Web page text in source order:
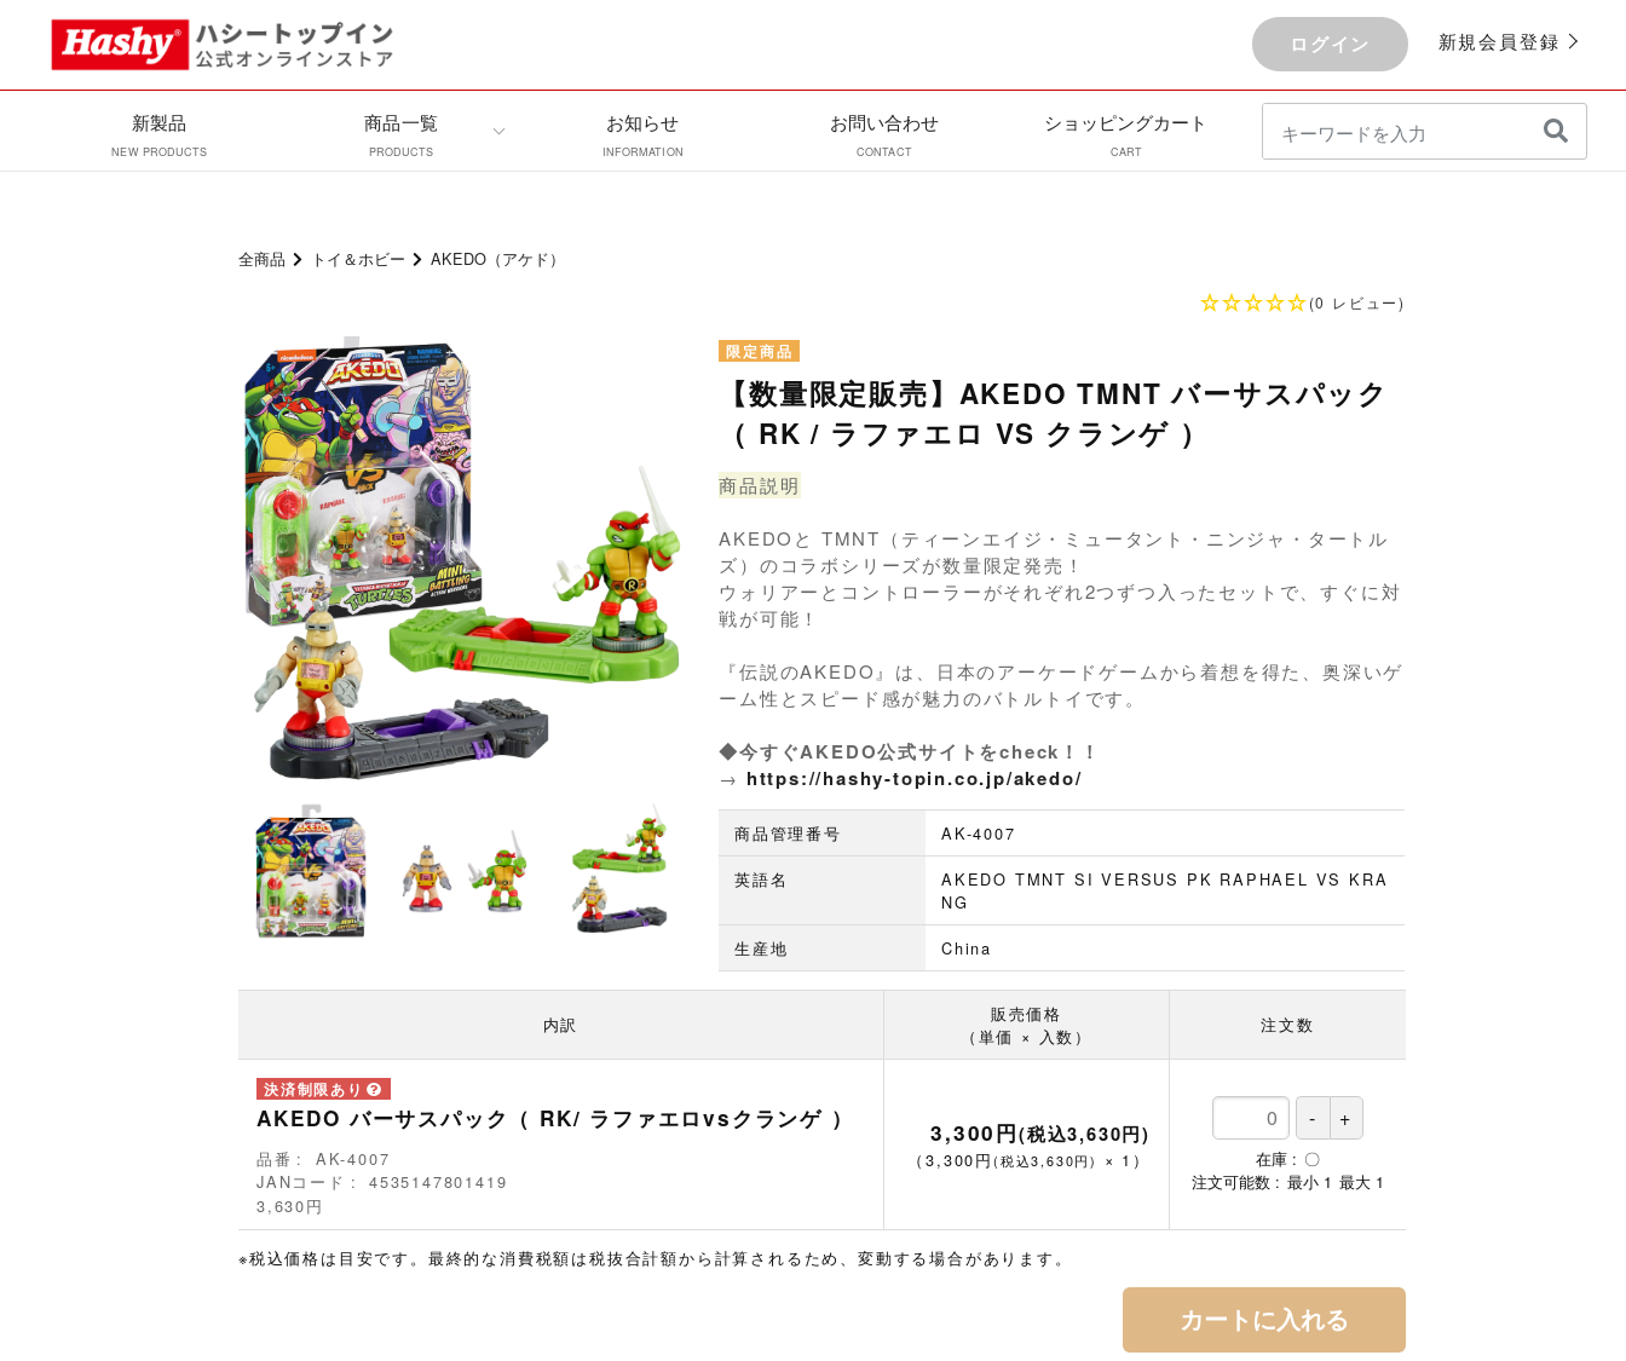
ログイン 新規会員登録
新製品
NEW PRODUCTS
商品一覧
PRODUCTS
お知らせ
INFORMATION
お問い合わせ
CONTACT
ショッピングカート
CART
全商品 トイ＆ホビー AKEDO（アケド）
(0 レビュー)
【数量限定販売】AKEDO TMNT バーサスパック
（ RK / ラファエロ VS クランゲ ）
商品説明
AKEDOと TMNT（ティーンエイジ・ミュータント・ニンジャ・タートル
ズ）のコラボシリーズが数量限定発売！
ウォリアーとコントローラーがそれぞれ2つずつ入ったセットで、すぐに対
戦が可能！
『伝説のAKEDO』は、日本のアーケードゲームから着想を得た、奥深いゲ
ーム性とスピード感が魅力のバトルトイです。
◆今すぐAKEDO公式サイトをcheck！！
→ https://hashy-topin.co.jp/akedo/
商品管理番号
AK-4007
英語名
AKEDO TMNT SI VERSUS PK RAPHAEL VS KRA
NG
生産地
China
内訳
販売価格
（単価 × 入数）
注文数
AKEDO バーサスパック（ RK/ ラファエロvsクランゲ ）
品番
AK-4007
JANコード
4535147801419
3,630円
3,300円(税込3,630円)
（3,300円 (税込3,630円) × 1 ） 在庫
〇
注文可能数
最小 1 最大 1
※税込価格は目安です。最終的な消費税額は税抜合計額から計算されるため、変動する場合があります。
カートに入れる